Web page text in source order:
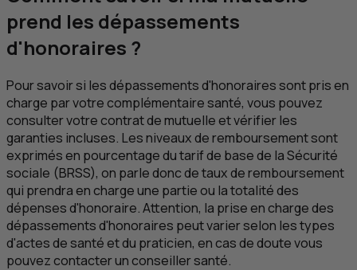
prend les dépassements
d'honoraires ?
Pour savoir si les dépassements d'honoraires sont pris en
charge par votre complémentaire santé, vous pouvez
consulter votre contrat de mutuelle et vérifier les
garanties incluses. Les niveaux de remboursement sont
exprimés en pourcentage du tarif de base de la Sécurité
sociale (BRSS), on parle donc de taux de remboursement
qui prendra en charge une partie ou la totalité des
dépenses d'honoraire. Attention, la prise en charge des
dépassements d'honoraires peut varier selon les types
d'actes de santé et du praticien, en cas de doute vous
pouvez contacter un conseiller santé.